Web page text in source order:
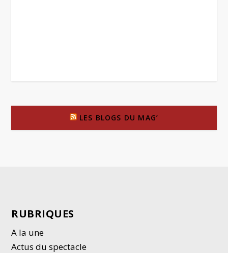
LES BLOGS DU MAG’
RUBRIQUES
A la une
Actus du spectacle